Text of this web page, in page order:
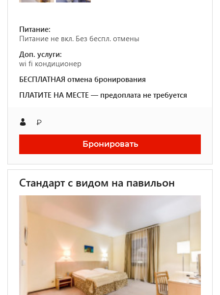
Питание:
Питание не вкл. Без беспл. отмены
Доп. услуги:
wi fi кондиционер
БЕСПЛАТНАЯ отмена бронирования
ПЛАТИТЕ НА МЕСТЕ — предоплата не требуется
₽
Бронировать
Стандарт с видом на павильон